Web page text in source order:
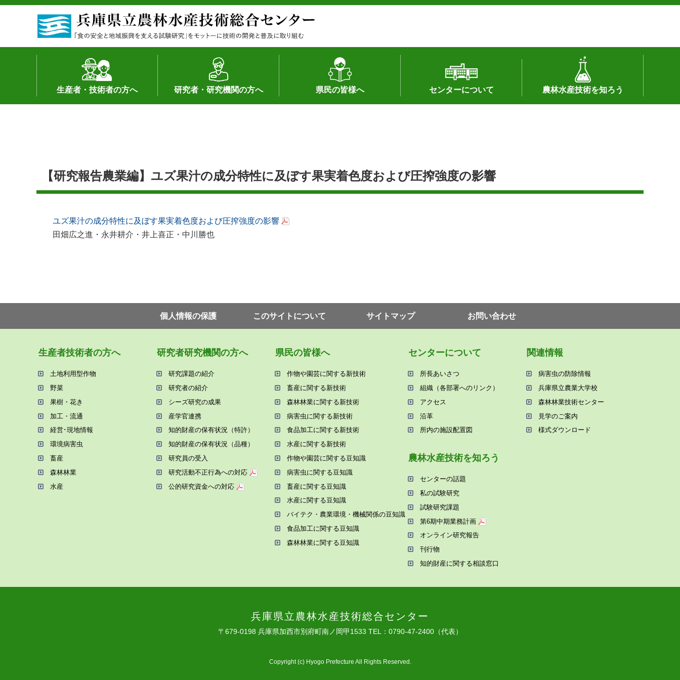
生産者・技術者の方へ
土地利用型作物
野菜
果樹・花き
加工・流通
経営･現地情報
環境病害虫
畜産
森林林業
水産
基幹種雄牛の紹介
研究者・研究機関の方へ
研究者の紹介
シーズ研究の成果
産学官連携
知的財産の保有状況（特許）
知的財産の保有状況（品種）
研究員の受入
研究活動不正行為への対応
公的研究資金への対応
県民の皆様へ
作物や園芸に関する新技術
畜産に関する新技術
森林林業に関する新技術
病害虫に関する新技術
食品加工に関する新技術
水産に関する新技術
作物や園芸に関する豆知識
病害虫に関する豆知識
畜産に関する豆知識
水産に関する豆知識
バイテク・農業環境・機械関係
食品加工に関する豆知識
森林林業に関する豆知識
センターについて
所長あいさつ
組織（各部署へのリンク）
アクセス
沿革
所内の施設配置図
農林水産技術を知ろう
センターの話題
私の試験研究
試験研究課題
第6期中期業務計画
オンライン研究報告
刊行物
知的財産に関する相談窓口
【研究報告農業編】ユズ果汁の成分特性に及ぼす果実着色度および圧搾強度の影響
ユズ果汁の成分特性に及ぼす果実着色度および圧搾強度の影響
田畑広之進・永井耕介・井上喜正・中川勝也
個⼈情報の保護 このサイトについて サイトマップ お問い合わせ
⽣産者技術者の⽅へ
⼟地利⽤型作物
野菜
果樹・花き
加⼯・流通
経営･現地情報
環境病害⾍
畜産
森林林業
⽔産
研究者研究機関の⽅へ
研究課題の紹介
研究者の紹介
シーズ研究の成果
産学官連携
知的財産の保有状況（特許）
知的財産の保有状況（品種）
研究員の受⼊
研究活動不正⾏為への対応
公的研究資金への対応
県⺠の皆様へ
作物や園芸に関する新技術
畜産に関する新技術
森林林業に関する新技術
病害⾍に関する新技術
⾷品加⼯に関する新技術
⽔産に関する新技術
作物や園芸に関する⾖知識
病害⾍に関する⾖知識
畜産に関する⾖知識
⽔産に関する⾖知識
バイテク・農業環境・機械関係の⾖知識
⾷品加⼯に関する⾖知識
森林林業に関する⾖知識
センターについて
所⻑あいさつ
組織（各部署へのリンク）
アクセス
沿⾰
所内の施設配置図
農林⽔産技術を知ろう
センターの話題
私の試験研究
試験研究課題
第6期中期業務計画
オンライン研究報告
刊⾏物
知的財産に関する相談窓⼝
関連情報
病害⾍の防除情報
兵庫県⽴農業⼤学校
森林林業技術センター
⾒学のご案内
様式ダウンロード
兵庫県⽴農林⽔産技術総合センター
〒679-0198 兵庫県加⻄市別府町南ノ岡甲1533 TEL：0790-47-2400（代表）
Copyright (c) Hyogo Prefecture All Rights Reserved.